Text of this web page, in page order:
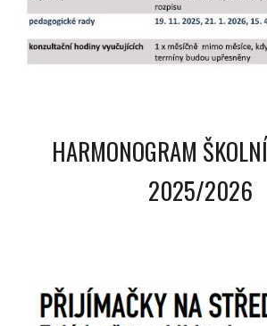
HARMONOGRAM
2025/2026